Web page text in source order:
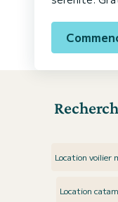
Location voilier
Location